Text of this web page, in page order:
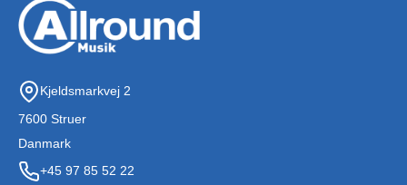
Kjeldsmarkvej 2
7600 Struer
Danmark
+45 97 85 52 22